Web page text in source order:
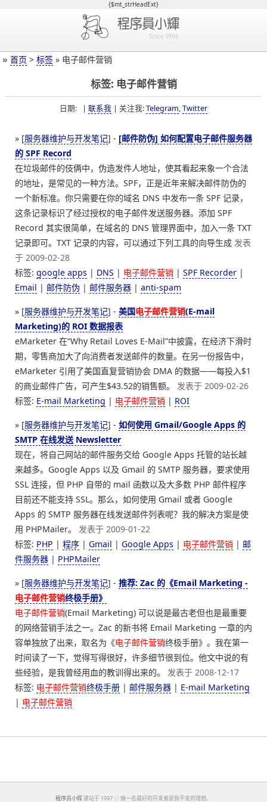
{$mt_strHeadExt}
» 首页 > 标签 » 电子邮件营销
标签: 电子邮件营销
日期: | 联系我 | 关注我:Telegram,Twitter
» [服务器维护与开发笔记] - [邮件防伪] 如何配置电子邮件服务器
的 SPF Record
在垃圾邮件的伎俩中，伪造发件人地址，使其看起来象一个合法
的地址，是常见的一种方法。SPF，正是近年来解决邮件防伪的
一个新标准。你只需要在你的域名 DNS 中发布一条 SPF 记录，
这条记录标识了经过授权的电子邮件发送服务器。添加 SPF
Record 其实很简单，在域名的 DNS 管理界面中，加入一条 TXT
记录即可。TXT 记录的内容，可以通过下列工具的向导生成 发表
于 2009-02-28
标签: google apps | DNS | 电子邮件营销 | SPF Recorder |
Email | 邮件防伪 | 邮件服务器 | anti-spam
» [服务器维护与开发笔记] - 美国电子邮件营销(E-mail
Marketing)的 ROI 数据报表
eMarketer 在“Why Retail Loves E-Mail”中披露，在经济下滑时
期，零售商加大了向消费者发送邮件的数量。在另一份报告中，
eMarketer 引用了美国直复营销协会 DMA 的数据——每投入$1
的商业邮件广告，可产生$43.52的销售额。 发表于 2009-02-26
标签: E-mail Marketing | 电子邮件营销 | ROI
» [服务器维护与开发笔记] - 如何使用 Gmail/Google Apps 的
SMTP 在线发送 Newsletter
现在，将自己网站的邮件服务交给 Google Apps 托管的站长越
来越多。Google Apps 以及 Gmail 的 SMTP 服务器，要求使用
SSL 连接，但 PHP 自带的 mail 函数以及大多数 PHP 邮件程序
目前还不能支持 SSL。那么，如何使用 Gmail 或者 Google
Apps 的 SMTP 服务器在线发送邮件列表呢？我的解决方案是使
用 PHPMailer。 发表于 2009-01-22
标签: PHP | 程序 | Gmail | Google Apps | 电子邮件营销 | 邮
件服务器 | PHPMailer
» [服务器维护与开发笔记] - 推荐: Zac 的《Email Marketing -
电子邮件营销终极手册》
电子邮件营销(Email Marketing) 可以说是最古老但也是最重要
的网络营销手法之一。Zac 的新书将 Email Marketing 一章的内
容单独放了出来，取名为《电子邮件营销终极手册》。我在第一
时间读了一下，觉得写得很好，许多细节很到位。他文中说的有
些经验，是我曾经用血的教训得出来的。 发表于 2008-12-17
标签: 电子邮件营销终极手册 | 邮件服务器 | E-mail Marketing
| 电子邮件营销
程序员小辉 建站于 1997 ◇ 做一名最好的开发者是我不变的理想。